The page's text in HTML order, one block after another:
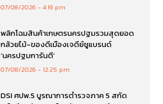
07/08/2026 4:19 pm
พลิกโฉมสินค้าเกษตรนครปฐมรวมสุดยอด
กล้วยไม้-ของดีเมืองเจดีย์ชูแบรนด์
‘นครปฐมการันตี’
07/08/2026 12:25 pm
DSI ศปพ.5 บูรณาการตำรวจภาค 5 สกัด